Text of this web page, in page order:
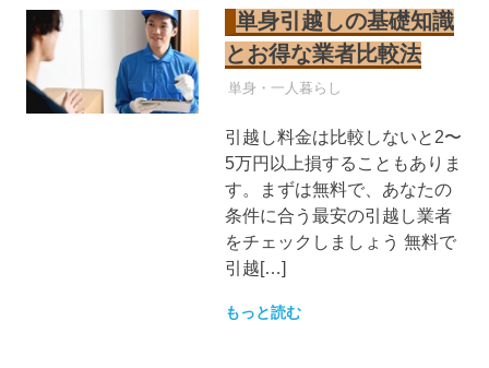
単身引越しの基礎知識
とお得な業者比較法
引越し業者
単身・一人暮らし
引越し料金は比較しないと2〜
5万円以上損することもありま
す。まずは無料で、あなたの
条件に合う最安の引越し業者
をチェックしましょう 無料で
引越[…]
もっと読む